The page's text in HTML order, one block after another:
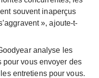
souvent inaperçus
», ajoute-t-
analyse les
pour vous envoyer des
entretiens pour vous.